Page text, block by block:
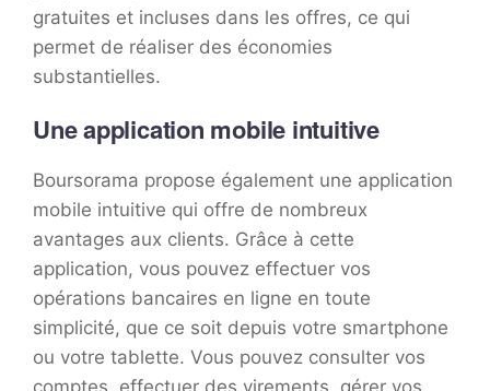
gratuites et incluses dans les offres, ce qui
permet de réaliser des économies
substantielles.
Une application mobile intuitive
Boursorama propose également une application
mobile intuitive qui offre de nombreux
avantages aux clients. Grâce à cette
application, vous pouvez effectuer vos
opérations bancaires en ligne en toute
simplicité, que ce soit depuis votre smartphone
ou votre tablette. Vous pouvez consulter vos
comptes, effectuer des virements, gérer vos